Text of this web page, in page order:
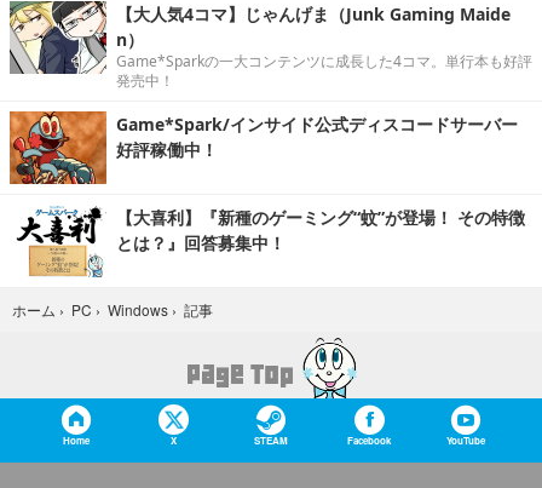
【大人気4コマ】じゃんげま（Junk Gaming Maide
n）
Game*Sparkの一大コンテンツに成長した4コマ。単行本も好評
発売中！
Game*Spark/インサイド公式ディスコードサーバー
好評稼働中！
【大喜利】『新種のゲーミング“蚊”が登場！ その特徴
とは？』回答募集中！
ホーム › PC › Windows › 記事
Home X STEAM Facebook YouTube